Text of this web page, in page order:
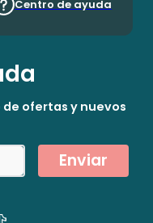
Centro de ayuda
ofertas y nuevos
Enviar